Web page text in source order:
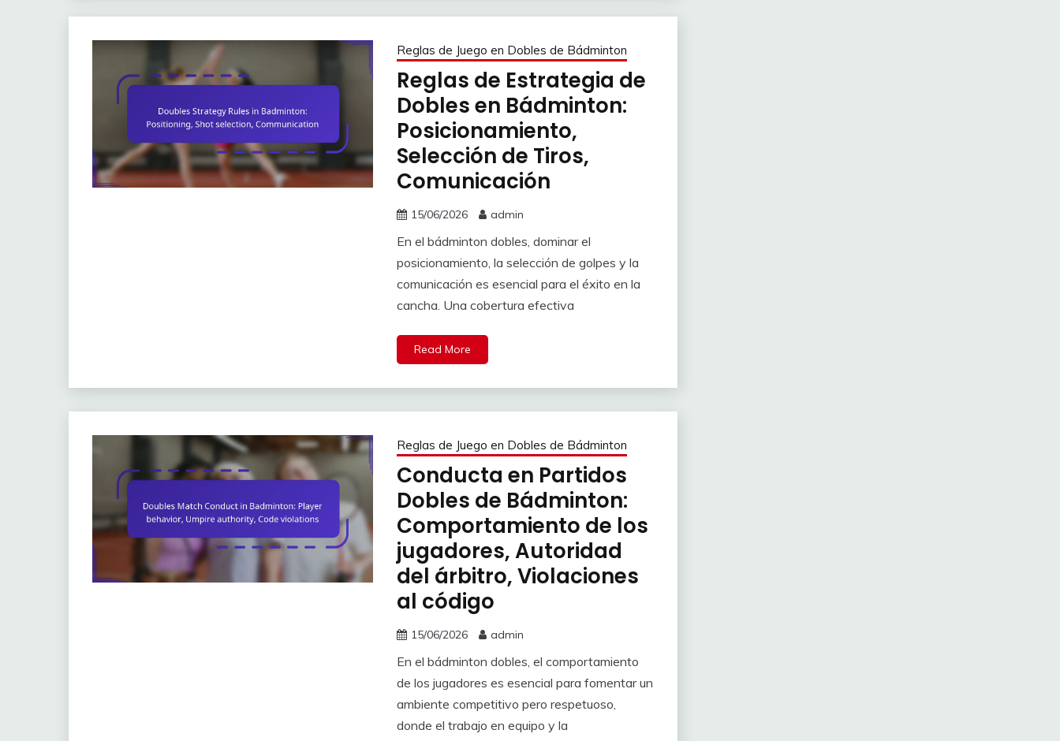
Reglas de Juego en Dobles de Bádminton
Reglas de Estrategia de
Dobles en Bádminton:
Posicionamiento,
Selección de Tiros,
Comunicación
15/06/2026 admin
En el bádminton dobles, dominar el
posicionamiento, la selección de golpes y la
comunicación es esencial para el éxito en la
cancha. Una cobertura efectiva
Read More
Reglas de Juego en Dobles de Bádminton
Conducta en Partidos
Dobles de Bádminton:
Comportamiento de los
jugadores, Autoridad
del árbitro, Violaciones
al código
15/06/2026 admin
En el bádminton dobles, el comportamiento
de los jugadores es esencial para fomentar un
ambiente competitivo pero respetuoso,
donde el trabajo en equipo y la